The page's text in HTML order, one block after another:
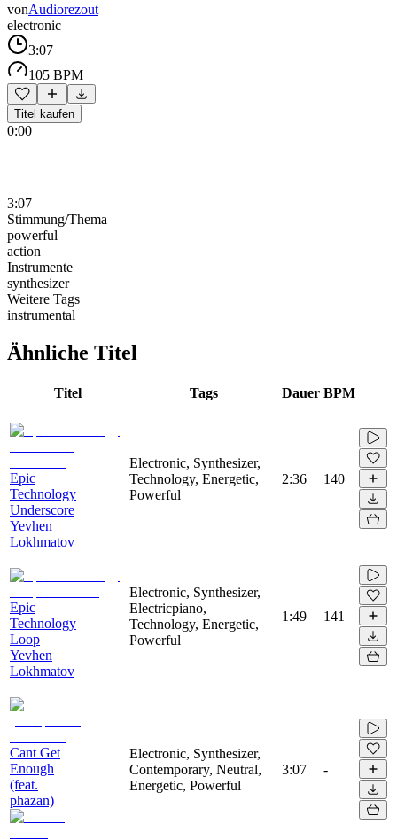
vonAudiorezout
electronic
3:07
105 BPM
Titel kaufen
0:00
3:07
Stimmung/Thema
powerful
action
Instrumente
synthesizer
Weitere Tags
instrumental
Ähnliche Titel
Titel Tags Dauer BPM
Epic
Technology
Underscore
Yevhen
Lokhmatov
Electronic, Synthesizer,
Technology, Energetic,
Powerful
2:36 140
Epic
Technology
Loop
Yevhen
Lokhmatov
Electronic, Synthesizer,
Electricpiano,
Technology, Energetic,
Powerful
1:49 141
Cant Get
Enough
(feat.
phazan)
Electronic, Synthesizer,
Contemporary, Neutral,
Energetic, Powerful
3:07 -